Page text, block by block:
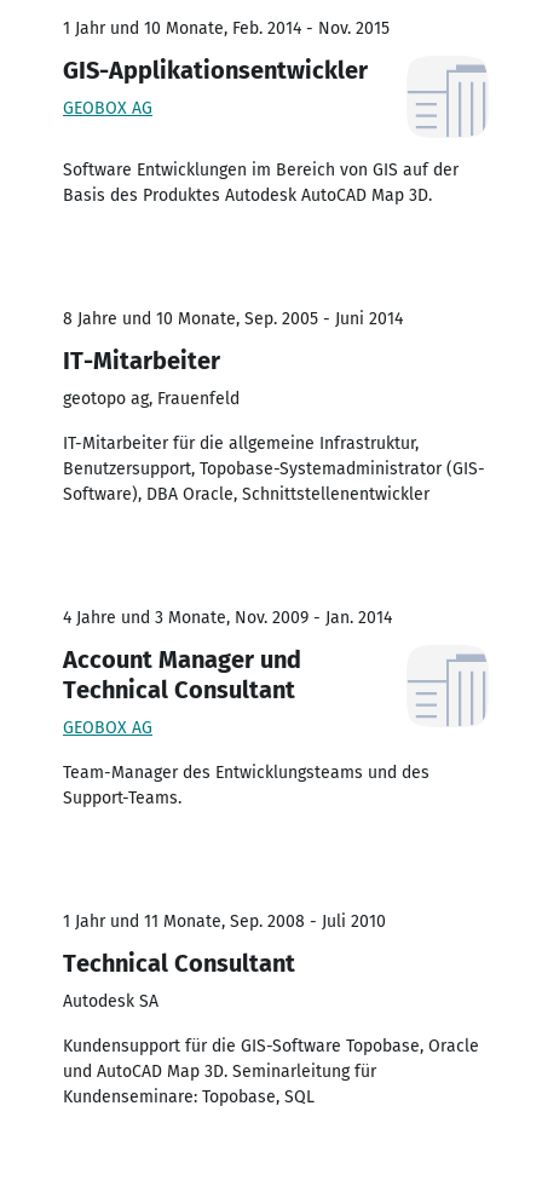
1 Jahr und 10 Monate, Feb. 2014 - Nov. 2015
GIS-Applikationsentwickler
GEOBOX AG
Software Entwicklungen im Bereich von GIS auf der
Basis des Produktes Autodesk AutoCAD Map 3D.
8 Jahre und 10 Monate, Sep. 2005 - Juni 2014
IT-Mitarbeiter
geotopo ag, Frauenfeld
IT-Mitarbeiter für die allgemeine Infrastruktur,
Benutzersupport, Topobase-Systemadministrator (GIS-
Software), DBA Oracle, Schnittstellenentwickler
4 Jahre und 3 Monate, Nov. 2009 - Jan. 2014
Account Manager und
Technical Consultant
GEOBOX AG
Team-Manager des Entwicklungsteams und des
Support-Teams.
1 Jahr und 11 Monate, Sep. 2008 - Juli 2010
Technical Consultant
Autodesk SA
Kundensupport für die GIS-Software Topobase, Oracle
und AutoCAD Map 3D. Seminarleitung für
Kundenseminare: Topobase, SQL